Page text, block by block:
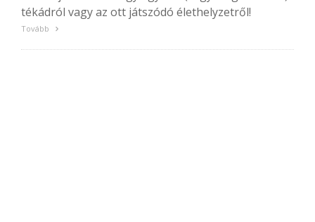
tékádról vagy az ott játszódó élethelyzetről!
Tovább